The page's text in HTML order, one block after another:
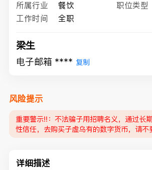
所属行业
餐饮 职位类型
工作时间
全职
梁生
电子邮箱 **** 复制
风险提示
重要警示‼️：不法骗子用招聘名义，通过长
性信任，去购买子虚乌有的数字货币，请不
详细描述